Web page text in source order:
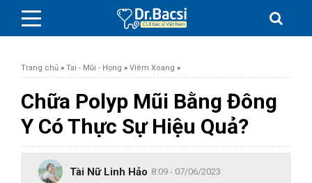
BỆNH DA LIỄU
BỆNH PHỤ KHOA
Trang chủ » Tai - Mũi - Họng » Viêm Xoang »
Chữa Polyp Mũi Bằng Đông
Y Có Thực Sự Hiệu Quả?
Tài Nữ Linh Hảo 8:09 - 07/06/2023